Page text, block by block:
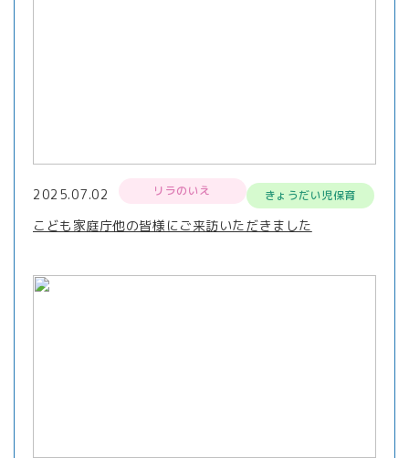
2025.07.02 リラのいえ きょうだい児保育
こども家庭庁他の皆様にご来訪いただきました